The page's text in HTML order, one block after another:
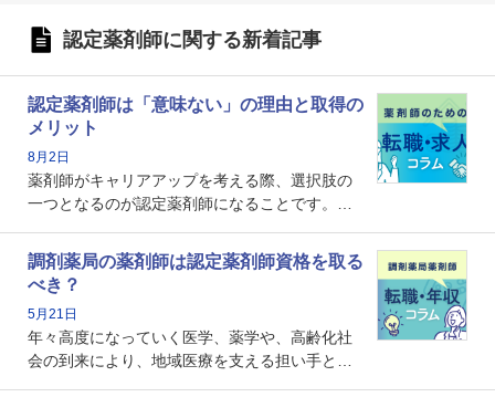
認定薬剤師に関する新着記事
認定薬剤師は「意味ない」の理由と取得の
メリット
8月2日
薬剤師がキャリアアップを考える際、選択肢の
一つとなるのが認定薬剤師になることです。し
という声を聞いたことがあるかもしれません。
本記事では、認定薬剤師が「意味ない」といわ
れる理由や、取得するメリット、年収・キャリ
アへの影響を解説します。
調剤薬局の薬剤師は認定薬剤師資格を取る
べき？
5月21日
年々高度になっていく医学、薬学や、高齢化社
会の到来により、地域医療を支える担い手とし